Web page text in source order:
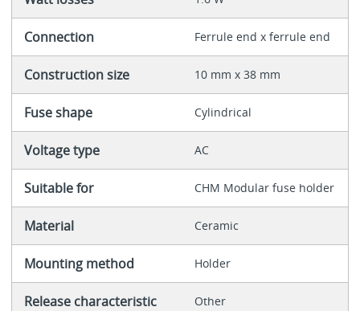
Connection Ferrule end x ferrule end
Construction size 10 mm x 38 mm
Fuse shape Cylindrical
Voltage type AC
Suitable for CHM Modular fuse holder
Material Ceramic
Mounting method Holder
Release characteristic Other